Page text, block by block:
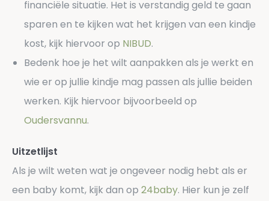
financiële situatie. Het is verstandig geld te gaan
sparen en te kijken wat het krijgen van een kindje
kost, kijk hiervoor op NIBUD.
Bedenk hoe je het wilt aanpakken als je werkt en
wie er op jullie kindje mag passen als jullie beiden
werken. Kijk hiervoor bijvoorbeeld op
Oudersvannu.
Uitzetlijst
Als je wilt weten wat je ongeveer nodig hebt als er
een baby komt, kijk dan op 24baby. Hier kun je zelf